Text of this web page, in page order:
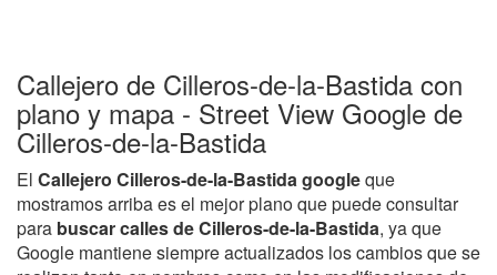
Callejero de Cilleros-de-la-Bastida con
plano y mapa - Street View Google de
Cilleros-de-la-Bastida
El Callejero Cilleros-de-la-Bastida googleque
mostramos arriba es el mejor plano que puede consultar
para buscar calles de Cilleros-de-la-Bastida, ya que
Google mantiene siempre actualizados los cambios que se